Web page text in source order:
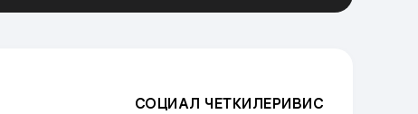
СОЦИАЛ ЧЕТКИЛЕРИВИС